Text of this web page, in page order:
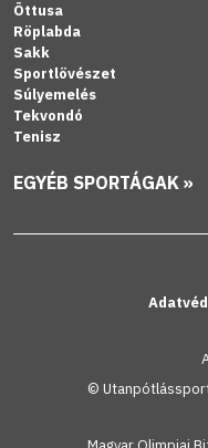
Öttusa
Röplabda
Sakk
Sportlövészet
Súlyemelés
Tekvondó
Tenisz
EGYÉB SPORTÁGAK »
©